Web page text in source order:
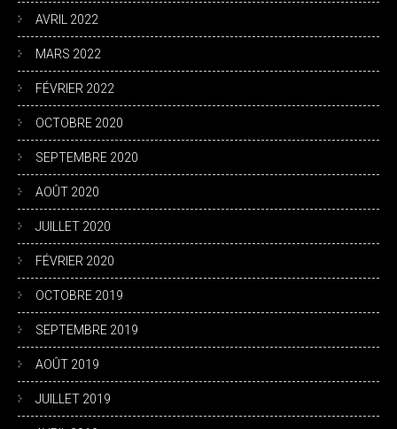
AVRIL 2022
MARS 2022
FÉVRIER 2022
OCTOBRE 2020
SEPTEMBRE 2020
AOÛT 2020
JUILLET 2020
FÉVRIER 2020
OCTOBRE 2019
SEPTEMBRE 2019
AOÛT 2019
JUILLET 2019